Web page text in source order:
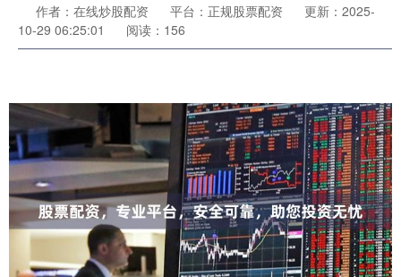
作者：在线炒股配资 平台：正规股票配资
更新：2025-
10-29 06:25:01
阅读：156